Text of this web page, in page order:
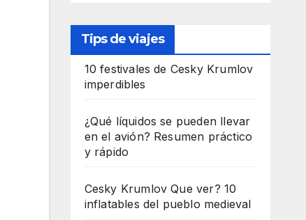
Tips de viajes
10 festivales de Cesky Krumlov
imperdibles
¿Qué líquidos se pueden llevar
en el avión? Resumen práctico
y rápido
Cesky Krumlov Que ver? 10
inflatables del pueblo medieval